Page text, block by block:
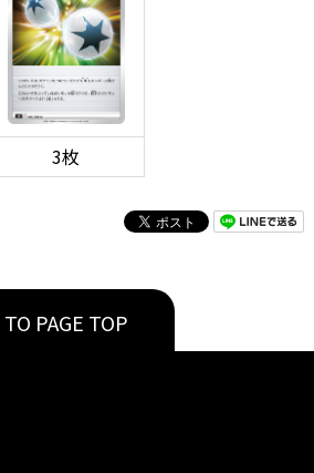
3枚
TO PAGE TOP